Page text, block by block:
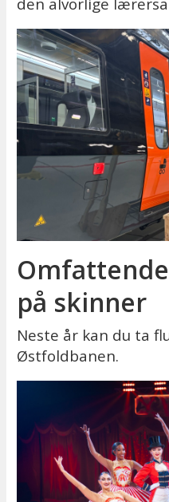
på skinner
Neste år kan du ta
Østfoldbanen.